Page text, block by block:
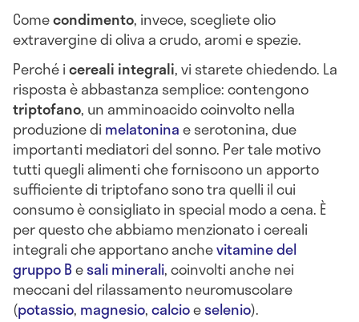
Comecondimento, invece, scegliete olio
extravergine di oliva a crudo, aromi e spezie.
Perché icereali integrali, vi starete chiedendo. La
risposta è abbastanza semplice: contengono
triptofano, un amminoacido coinvolto nella
produzione di melatoninae serotonina, due
importanti mediatori del sonno. Per tale motivo
tutti quegli alimenti che forniscono un apporto
sufficiente di triptofano sono tra quelli il cui
consumo è consigliato in special modo a cena. È
per questo che abbiamo menzionato i cereali
integrali che apportano anchevitamine del
gruppo Besali minerali, coinvolti anche nei
meccani del rilassamento neuromuscolare
(potassio, magnesio,calcioeselenio).